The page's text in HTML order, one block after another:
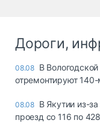
Дороги,
08.08 В
отремонтируют
08.08 В Якутии из-
проезд со 116 по